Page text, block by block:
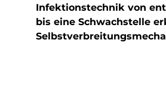
Infektionstechnik von
bis eine Schwachstelle